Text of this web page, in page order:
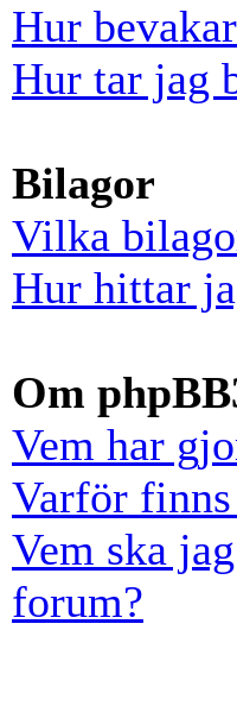
Hur
Hur tar jag
Bilagor
Vilka
Hur hittar
Om
Vem har
Varför
Vem ska
forum?